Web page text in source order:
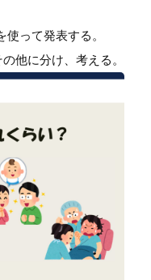
って発表する。
他に分け、考える。